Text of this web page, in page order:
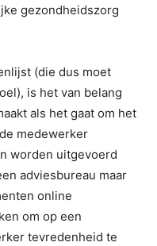
gezondheidszorg
(die dus moet
is het van belang
als het gaat om het
medewerker
worden uitgevoerd
adviesbureau maar
online
om op een
tevredenheid te